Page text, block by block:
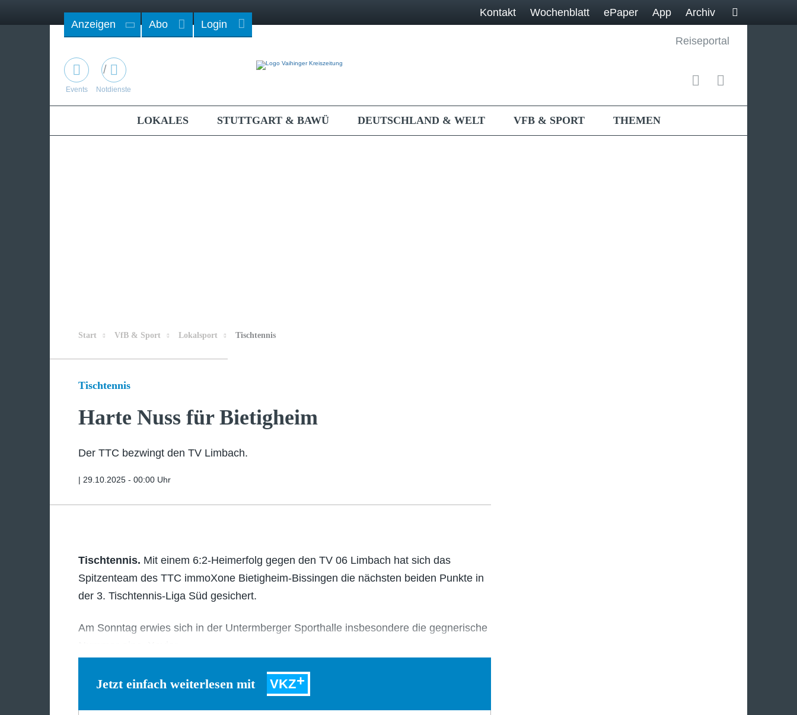
Anzeigen Abo Login
Kontakt Wochenblatt ePaper App Archiv
/
Reiseportal
Events Notdienste
LOKALES STUTTGART & BAWÜ DEUTSCHLAND & WELT VFB & SPORT THEMEN
Start VfB & Sport Lokalsport Tischtennis
Tischtennis
Harte Nuss für Bietigheim
Der TTC bezwingt den TV Limbach.
| 29.10.2025 - 00:00 Uhr
Tischtennis. Mit einem 6:2-Heimerfolg gegen den TV 06 Limbach hat sich das
Spitzenteam des TTC immoXone Bietigheim-Bissingen die nächsten beiden Punkte in
der 3. Tischtennis-Liga Süd gesichert.
Am Sonntag erwies sich in der Untermberger Sporthalle insbesondere die gegnerische
Jetzt einfach weiterlesen mit VKZ